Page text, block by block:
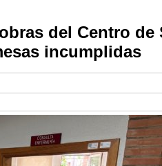
del Centro de
incumplidas